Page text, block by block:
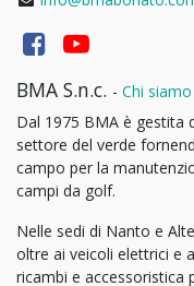
BMA S.n.c. - Chi siamo
Dal 1975 BMA è gestita
settore del verde
campo per la
campi da golf.
Nelle sedi di Nanto e
oltre ai veicoli elettrici e
ricambi e accessoristica